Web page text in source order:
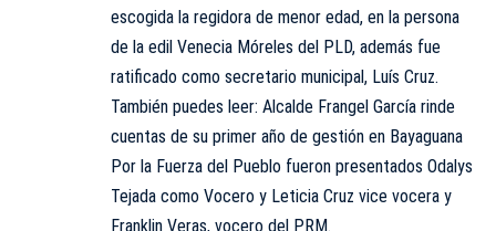
escogida la regidora de menor edad, en la persona
de la edil Venecia Móreles del PLD, además fue
ratificado como secretario municipal, Luís Cruz.
También puedes leer: Alcalde Frangel García rinde
cuentas de su primer año de gestión en Bayaguana
Por la Fuerza del Pueblo fueron presentados Odalys
Tejada como Vocero y Leticia Cruz vice vocera y
Franklin Veras, vocero del PRM.